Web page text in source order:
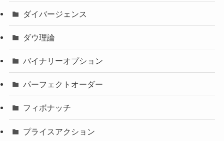
ダイバージェンス
ダウ理論
バイナリーオプション
パーフェクトオーダー
フィボナッチ
プライスアクション